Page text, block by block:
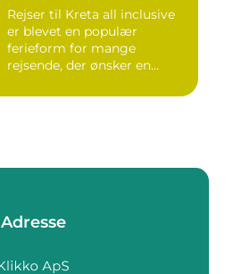
Rejser til Kreta all inclusive
er blevet en populær
ferieform for mange
rejsende, der ønsker en
Adresse